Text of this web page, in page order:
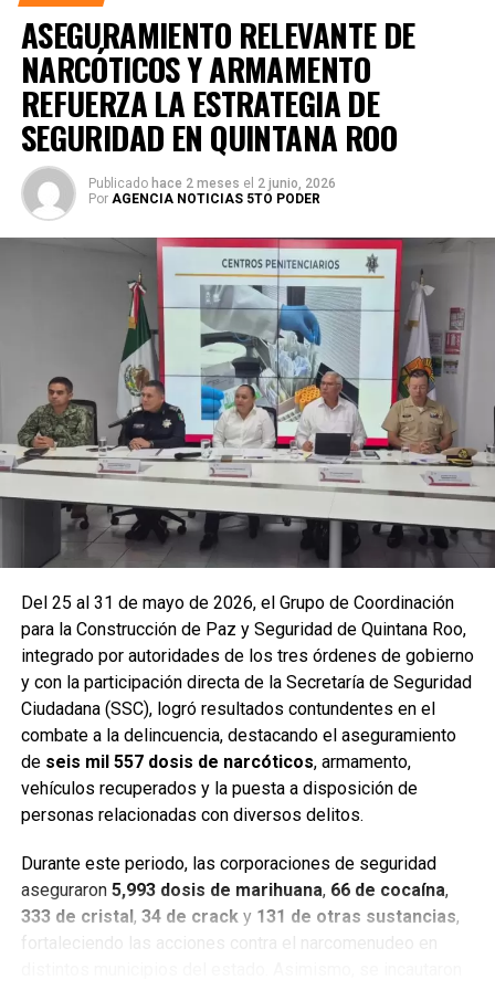
La coordinación tecnológica del C5 y el despliegue
operativo en campo permitieron la recuperación de105
relacionados con reportes de robo o probables
hechos delictivos. Además, se realizaron
24 mil 622
revisiones preventivasa personas y unidades
vehiculares, reforzando la vigilancia en zonas estratégicas
y puntos de alta movilidad.
Entre las acciones destacadas se encuentran detenciones
relevantes en
Benito Juárez, Lázaro Cárdenas y Tulum
donde autoridades federales y estatales aseguraron
narcóticos, vehículos y cumplimentaron órdenes de
aprehensión contra personas presuntamente vinculadas
con delitos de alto impacto.
ASEGURAMIENTO RELEVANTE DE
NARCÓTICOS Y ARMAMENTO
REFUERZA LA ESTRATEGIA DE
SEGURIDAD EN QUINTANA ROO
Publicado hace 2 meses el 2 junio, 2026
Por AGENCIA NOTICIAS 5TO PODER
Del 25 al 31 de mayo de 2026, el Grupo de Coordinación
para la Construcción de Paz y Seguridad de Quintana Roo,
integrado por autoridades de los tres órdenes de gobierno
y con la participación directa de la Secretaría de Seguridad
Ciudadana (SSC), logró resultados contundentes en el
combate a la delincuencia, destacando el aseguramiento
de seis mil 557 dosis de narcóticos, armamento,
vehículos recuperados y la puesta a disposición de
personas relacionadas con diversos delitos.
Durante este periodo, las corporaciones de seguridad
aseguraron 5,993 dosis de marihuana, 66 de cocaína,
333 de cristal, 34 de crack y 131 de otras sustancias,
fortaleciendo las acciones contra el narcomenudeo en